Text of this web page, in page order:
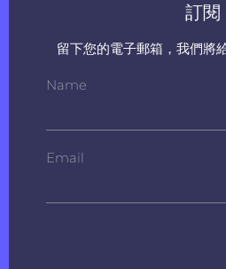
訂閱
留下您的電子郵箱，我們將
Name
Email